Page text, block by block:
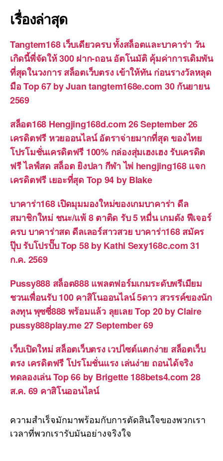
เรื่องล่าสุด
Tangtem168 เว็บเดียวครบ ทั้งสล็อตและบาคาร่า วัน
เกิดนี้พี่จัดให้ 300 ฝาก-ถอน อัตโนมัติ คุ้มค่าการเดิมพัน
ที่สุดในวงการ สล็อตเว็บตรง เข้าให้ทัน ก่อนรางวัลหลุด
มือ Top 67 by Juan tangtem168e.com 30 กันยายน
2569
สล็อต168 Hengjing168d.com 26 September 26
เครดิตฟรี หวยออนไลน์ อัตราจ่ายมากที่สุด ของไทย
โปรโมชั่นเครดิตฟรี 100% กล่องสุ่มเฮงเฮง รับเครดิต
ฟรี ไลฟ์สด สล็อต ยิงปลา กีฬา ไพ่ hengjing168 แจก
เครดิตฟรี เยอะที่สุด Top 94 by Blake
บาคาร่า168 เปิดมุมมองใหม่ของเกมบาคาร่า ดีล
สมาชิกใหม่ ชนะ/แพ้ 8 ตาติด รับ 5 หมื่น เกมดัง ฟีเจอร์
ครบ บาคาร่าสด ดีลเลอร์สาวสวย บาคาร่า168 สมัคร
ปุ๊บ รับโปรปั๊บ Top 58 by Kathi Sexy168c.com 31
ก.ค. 2569
Pussy888 สล็อต888 แพลตฟอร์มเกมระดับพรีเมียม
ชวนเพื่อนรับ 100 คาสิโนออนไลน์ 5ดาว สวรรค์ของนัก
ลงทุน พุซซี่888 พร้อมแล้ว ลุยเลย Top 20 by Claire
pussy888play.me 27 September 69
เว็บเปิดใหม่ สล็อตเว็บตรง เวปไซต์แตกง่าย สล็อตเว็บ
ตรง เครดิตฟรี โปรโมชั่นแรง เล่นง่าย ถอนได้จริง
ทดลองเล่น Top 66 by Brigette 188bets4.com 28
ส.ค. 69 คาสิโนออนไลน์
ความสำเร็จมักมาพร้อมกับการตัดสินใจของพวกเรา
เวลาที่พวกเรารับมันอย่างจริงใจ